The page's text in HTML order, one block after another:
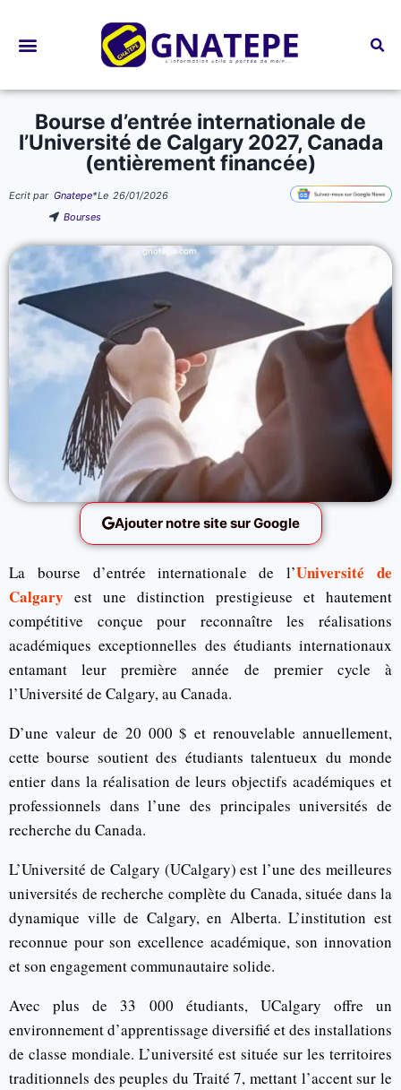
Bourse d’entrée internationale de
l’Université de Calgary 2027, Canada
(entièrement financée)
Ecrit par Gnatepe*Le 26/01/2026
Bourses
Ajouter notre site sur Google
La bourse d’entrée internationale de l’Université de
Calgary est une distinction prestigieuse et hautement
compétitive conçue pour reconnaître les réalisations
académiques exceptionnelles des étudiants internationaux
entamant leur première année de premier cycle à
l’Université de Calgary, au Canada.
D’une valeur de 20 000 $ et renouvelable annuellement,
cette bourse soutient des étudiants talentueux du monde
entier dans la réalisation de leurs objectifs académiques et
professionnels dans l’une des principales universités de
recherche du Canada.
L’Université de Calgary (UCalgary) est l’une des meilleures
universités de recherche complète du Canada, située dans la
dynamique ville de Calgary, en Alberta. L’institution est
reconnue pour son excellence académique, son innovation
et son engagement communautaire solide.
Avec plus de 33 000 étudiants, UCalgary offre un
environnement d’apprentissage diversifié et des installations
de classe mondiale. L’université est située sur les territoires
traditionnels des peuples du Traité 7, mettant l’accent sur le